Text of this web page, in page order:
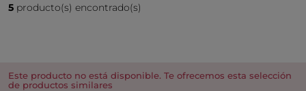
5 producto(s) encontrado(s)
Este producto no está disponible. Te ofrecemos esta selección
de productos similares